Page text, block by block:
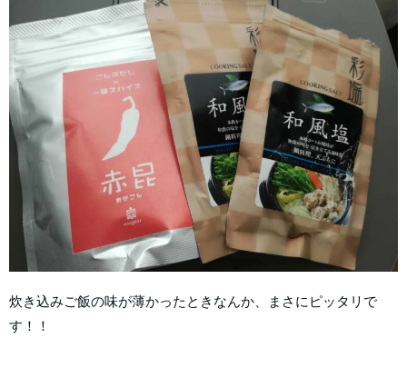
炊き込みご飯の味が薄かったときなんか、まさにピッタリで
す！！